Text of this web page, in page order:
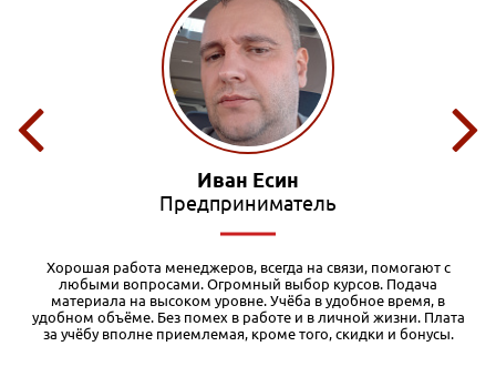
Иван Есин
Предприниматель
Хорошая работа менеджеров, всегда на связи, помогают с
любыми вопросами. Огромный выбор курсов. Подача
материала на высоком уровне. Учёба в удобное время, в
удобном объёме. Без помех в работе и в личной жизни. Плата
за учёбу вполне приемлемая, кроме того, скидки и бонусы.